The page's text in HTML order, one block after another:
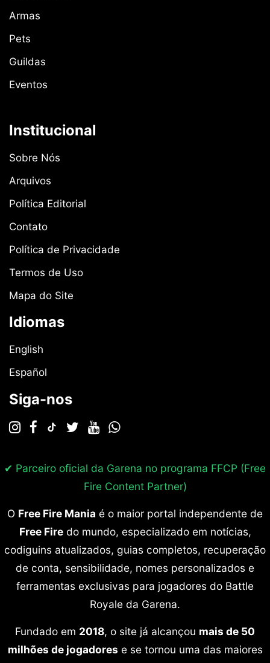
Armas
Pets
Guildas
Eventos
Institucional
Sobre Nós
Arquivos
Política Editorial
Contato
Política de Privacidade
Termos de Uso
Mapa do Site
Idiomas
English
Español
Siga-nos
✔ Parceiro oficial da Garena no programa FFCP (Free
Fire Content Partner)
O Free Fire Mania é o maior portal independente de
Free Firedo mundo, especializado em notícias,
codiguins atualizados, guias completos, recuperação
de conta, sensibilidade, nomes personalizados e
ferramentas exclusivas para jogadores do Battle
Royale da Garena.
Fundado em 2018, o site já alcançou mais de 50
milhões de jogadores e se tornou uma das maiores